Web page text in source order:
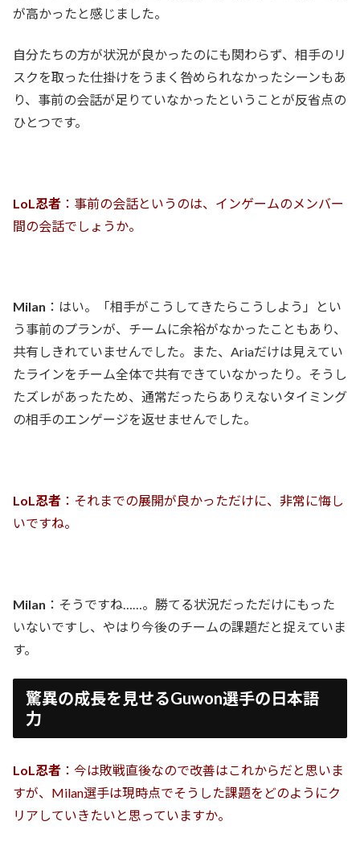
が高かったと感じました。
自分たちの方が状況が良かったのにも関わらず、相手のリ
スクを取った仕掛けをうまく咎められなかったシーンもあ
り、事前の会話が足りていなかったということが反省点の
ひとつです。
LoL忍者 ：事前の会話というのは、インゲームのメンバー
間の会話でしょうか。
Milan ：はい。「相手がこうしてきたらこうしよう」とい
う事前のプランが、チームに余裕がなかったこともあり、
共有しきれていませんでした。また、Ariaだけは見えてい
たラインをチーム全体で共有できていなかったり。そうし
たズレがあったため、通常だったらありえないタイミング
の相手のエンゲージを返せませんでした。
LoL忍者 ：それまでの展開が良かっただけに、非常に悔し
いですね。
Milan ：そうですね……。勝てる状況だっただけにもった
いないですし、やはり今後のチームの課題だと捉えていま
す。
驚異の成長を見せるGuwon選手の日本語
力
LoL忍者 ：今は敗戦直後なので改善はこれからだと思いま
すが、Milan選手は現時点でそうした課題をどのようにク
リアしていきたいと思っていますか。